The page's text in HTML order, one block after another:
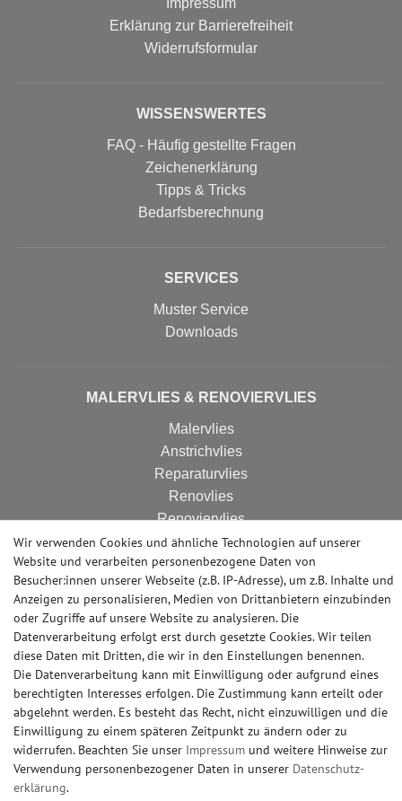
Impressum
Erklärung zur Barrierefreiheit
Widerrufs­formular
WISSENSWERTES
FAQ - Häufig gestellte Fragen
Zeichenerklärung
Tipps & Tricks
Bedarfsberechnung
SERVICES
Muster Service
Downloads
MALERVLIES & RENOVIERVLIES
Malervlies
Anstrichvlies
Reparaturvlies
Renovlies
Renoviervlies
HomeVlies
Glattvlies
Glattes Vlies
AUSSTELLUNG
Rund um die Uhr online bestellen oder vorab ein
Muster (Musterstück oder Musterbogen) kaufen.
Besuchen Sie unsere große Ausstellung, in Erkrath
bei Düsseldorf. Nahezu alle Produkte ab Lager
Wir verwenden Cookies und ähnliche Technologien auf unserer
Website und verarbeiten personenbezogene Daten von
Besucher:innen unserer Webseite (z.B. IP-Adresse), um z.B. Inhalte und
Anzeigen zu personalisieren, Medien von Drittanbietern einzubinden
oder Zugriffe auf unsere Website zu analysieren. Die
Datenverarbeitung erfolgt erst durch gesetzte Cookies. Wir teilen
diese Daten mit Dritten, die wir in den Einstellungen benennen.
Die Datenverarbeitung kann mit Einwilligung oder aufgrund eines
berechtigten Interesses erfolgen. Die Zustimmung kann erteilt oder
abgelehnt werden. Es besteht das Recht, nicht einzuwilligen und die
Einwilligung zu einem späteren Zeitpunkt zu ändern oder zu
widerrufen. Beachten Sie unser Impressum und weitere Hinweise zur
Verwendung personenbezogener Daten in unserer Daten­schutz­
erklärung.